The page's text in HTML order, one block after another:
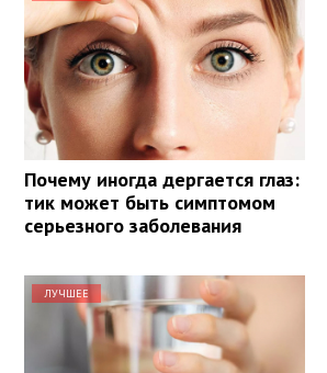
Почему иногда дергается глаз:
тик может быть симптомом
серьезного заболевания
ЛУЧШЕЕ